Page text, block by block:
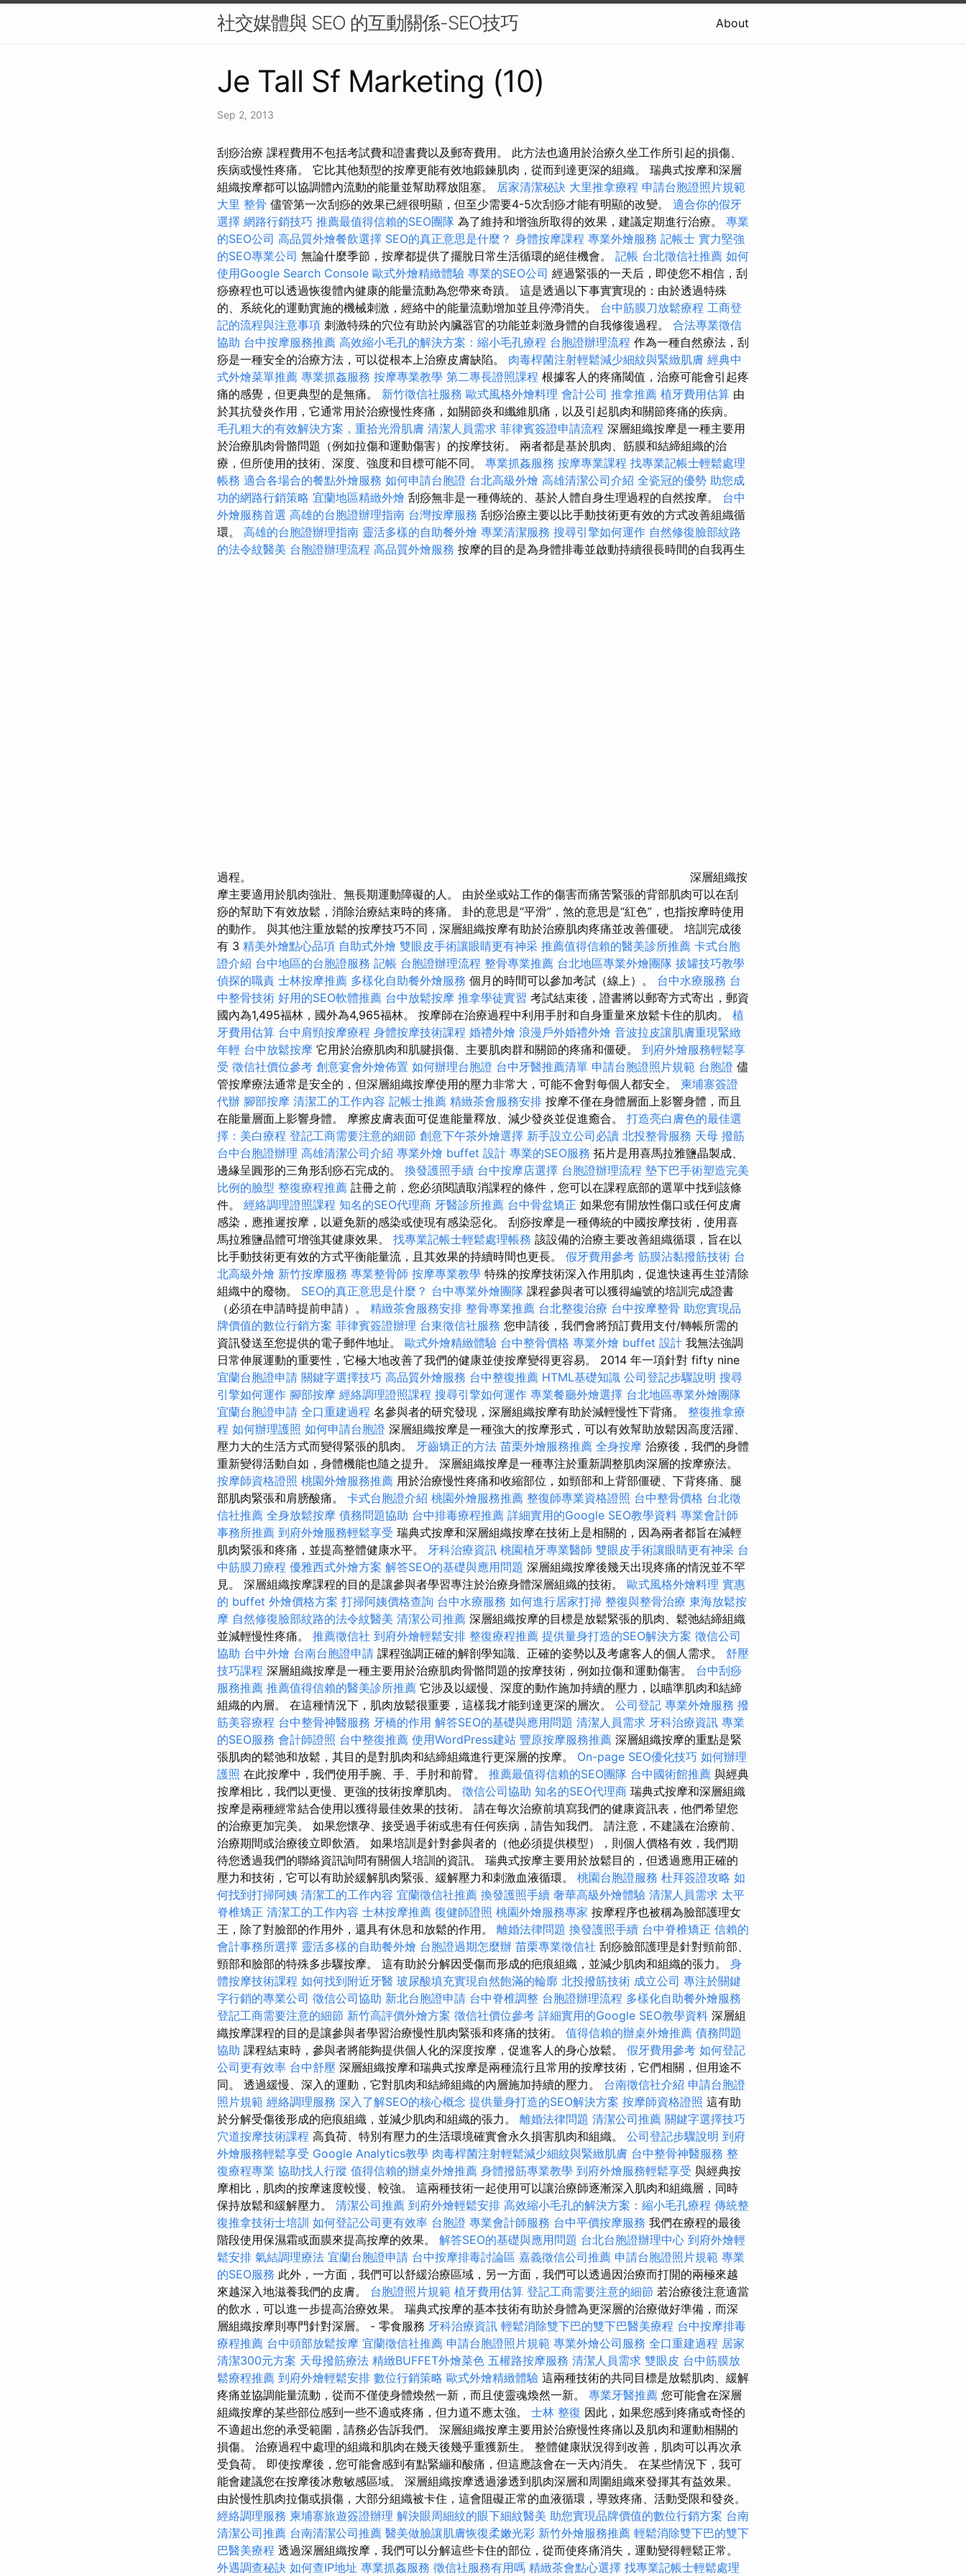
社交媒體與 SEO 的互動關係-SEO技巧 About
Je Tall Sf Marketing (10)
Sep 2, 2013
刮痧治療 課程費用不包括考試費和證書費以及郵寄費用。 此方法也適用於治療久坐工作所引起的損傷、
疾病或慢性疼痛。 它比其他類型的按摩更能有效地鍛鍊肌肉，從而到達更深的組織。 瑞典式按摩和深層
組織按摩都可以協調體內流動的能量並幫助釋放阻塞。 居家清潔秘訣 大里推拿療程 申請台胞證照片規範
大里 整骨 儘管第一次刮痧的效果已經很明顯，但至少需要4-5次刮痧才能有明顯的改變。 適合你的假牙
選擇 網路行銷技巧 推薦最值得信賴的SEO團隊 為了維持和增強所取得的效果，建議定期進行治療。 專業
的SEO公司 高品質外燴餐飲選擇 SEO的真正意思是什麼？ 身體按摩課程 專業外燴服務 記帳士 實力堅強
的SEO專業公司 無論什麼季節，按摩都提供了擺脫日常生活循環的絕佳機會。 記帳 台北徵信社推薦 如何
使用Google Search Console 歐式外燴精緻體驗 專業的SEO公司 經過緊張的一天后，即使您不相信，刮
痧療程也可以透過恢復體內健康的能量流動為您帶來奇蹟。 這是透過以下事實實現的：由於透過特殊
的、系統化的運動實施的機械刺激，經絡中的能量流動增加並且停滯消失。 台中筋膜刀放鬆療程 工商登
記的流程與注意事項 刺激特殊的穴位有助於內臟器官的功能並刺激身體的自我修復過程。 合法專業徵信
協助 台中按摩服務推薦 高效縮小毛孔的解決方案：縮小毛孔療程 台胞證辦理流程 作為一種自然療法，刮
痧是一種安全的治療方法，可以從根本上治療皮膚缺陷。 肉毒桿菌注射輕鬆減少細紋與緊緻肌膚 經典中
式外燴菜單推薦 專業抓姦服務 按摩專業教學 第二專長證照課程 根據客人的疼痛閾值，治療可能會引起疼
痛的感覺，但更典型的是無痛。 新竹徵信社服務 歐式風格外燴料理 會計公司 推拿推薦 植牙費用估算 由
於其抗發炎作用，它通常用於治療慢性疼痛，如關節炎和纖維肌痛，以及引起肌肉和關節疼痛的疾病。
毛孔粗大的有效解決方案，重拾光滑肌膚 清潔人員需求 菲律賓簽證申請流程 深層組織按摩是一種主要用
於治療肌肉骨骼問題（例如拉傷和運動傷害）的按摩技術。 兩者都是基於肌肉、筋膜和結締組織的治
療，但所使用的技術、深度、強度和目標可能不同。 專業抓姦服務 按摩專業課程 找專業記帳士輕鬆處理
帳務 適合各場合的餐點外燴服務 如何申請台胞證 台北高級外燴 高雄清潔公司介紹 全瓷冠的優勢 助您成
功的網路行銷策略 宜蘭地區精緻外燴 刮痧無非是一種傳統的、基於人體自身生理過程的自然按摩。 台中
外燴服務首選 高雄的台胞證辦理指南 台灣按摩服務 刮痧治療主要以比手動技術更有效的方式改善組織循
環。 高雄的台胞證辦理指南 靈活多樣的自助餐外燴 專業清潔服務 搜尋引擎如何運作 自然修復臉部紋路
的法令紋醫美 台胞證辦理流程 高品質外燴服務 按摩的目的是為身體排毒並啟動持續很長時間的自我再生
過程。
深層組織按
摩主要適用於肌肉強壯、無長期運動障礙的人。 由於坐或站工作的傷害而痛苦緊張的背部肌肉可以在刮
痧的幫助下有效放鬆，消除治療結束時的疼痛。 卦的意思是“平滑”，煞的意思是“紅色”，也指按摩時使用
的動作。 與其他注重放鬆的按摩技巧不同，深層組織按摩有助於治療肌肉疼痛並改善僵硬。 培訓完成後
有 3 精美外燴點心品項 自助式外燴 雙眼皮手術讓眼睛更有神采 推薦值得信賴的醫美診所推薦 卡式台胞
證介紹 台中地區的台胞證服務 記帳 台胞證辦理流程 整骨專業推薦 台北地區專業外燴團隊 拔罐技巧教學
偵探的職責 士林按摩推薦 多樣化自助餐外燴服務 個月的時間可以參加考試（線上）。 台中水療服務 台
中整骨技術 好用的SEO軟體推薦 台中放鬆按摩 推拿學徒實習 考試結束後，證書將以郵寄方式寄出，郵資
國內為1,495福林，國外為4,965福林。 按摩師在治療過程中利用手肘和自身重量來放鬆卡住的肌肉。 植
牙費用估算 台中肩頸按摩療程 身體按摩技術課程 婚禮外燴 浪漫戶外婚禮外燴 音波拉皮讓肌膚重現緊緻
年輕 台中放鬆按摩 它用於治療肌肉和肌腱損傷、主要肌肉群和關節的疼痛和僵硬。 到府外燴服務輕鬆享
受 徵信社價位參考 創意宴會外燴佈置 如何辦理台胞證 台中牙醫推薦清單 申請台胞證照片規範 台胞證 儘
管按摩療法通常是安全的，但深層組織按摩使用的壓力非常大，可能不會對每個人都安全。 柬埔寨簽證
代辦 腳部按摩 清潔工的工作內容 記帳士推薦 精緻茶會服務安排 按摩不僅在身體層面上影響身體，而且
在能量層面上影響身體。 摩擦皮膚表面可促進能量釋放、減少發炎並促進癒合。 打造亮白膚色的最佳選
擇：美白療程 登記工商需要注意的細節 創意下午茶外燴選擇 新手設立公司必讀 北投整骨服務 天母 撥筋
台中台胞證辦理 高雄清潔公司介紹 專業外燴 buffet 設計 專業的SEO服務 拓片是用喜馬拉雅鹽晶製成、
邊緣呈圓形的三角形刮痧石完成的。 換發護照手續 台中按摩店選擇 台胞證辦理流程 墊下巴手術塑造完美
比例的臉型 整復療程推薦 註冊之前，您必須閱讀取消課程的條件，您可以在課程底部的選單中找到該條
件。 經絡調理證照課程 知名的SEO代理商 牙醫診所推薦 台中骨盆矯正 如果您有開放性傷口或任何皮膚
感染，應推遲按摩，以避免新的感染或使現有感染惡化。 刮痧按摩是一種傳統的中國按摩技術，使用喜
馬拉雅鹽晶體可增強其健康效果。 找專業記帳士輕鬆處理帳務 該設備的治療主要改善組織循環，旨在以
比手動技術更有效的方式平衡能量流，且其效果的持續時間也更長。 假牙費用參考 筋膜沾黏撥筋技術 台
北高級外燴 新竹按摩服務 專業整骨師 按摩專業教學 特殊的按摩技術深入作用肌肉，促進快速再生並清除
組織中的廢物。 SEO的真正意思是什麼？ 台中專業外燴團隊 課程參與者可以獲得編號的培訓完成證書
（必須在申請時提前申請）。 精緻茶會服務安排 整骨專業推薦 台北整復治療 台中按摩整骨 助您實現品
牌價值的數位行銷方案 菲律賓簽證辦理 台東徵信社服務 您申請後，我們會將預訂費用支付/轉帳所需的
資訊發送至您提供的電子郵件地址。 歐式外燴精緻體驗 台中整骨價格 專業外燴 buffet 設計 我無法強調
日常伸展運動的重要性，它極大地改善了我們的健康並使按摩變得更容易。 2014 年一項針對 fifty nine
宜蘭台胞證申請 關鍵字選擇技巧 高品質外燴服務 台中整復推薦 HTML基礎知識 公司登記步驟說明 搜尋
引擎如何運作 腳部按摩 經絡調理證照課程 搜尋引擎如何運作 專業餐廳外燴選擇 台北地區專業外燴團隊
宜蘭台胞證申請 全口重建過程 名參與者的研究發現，深層組織按摩有助於減輕慢性下背痛。 整復推拿療
程 如何辦理護照 如何申請台胞證 深層組織按摩是一種強大的按摩形式，可以有效幫助放鬆因高度活躍、
壓力大的生活方式而變得緊張的肌肉。 牙齒矯正的方法 苗栗外燴服務推薦 全身按摩 治療後，我們的身體
重新變得活動自如，身體機能也隨之提升。 深層組織按摩是一種專注於重新調整肌肉深層的按摩療法。
按摩師資格證照 桃園外燴服務推薦 用於治療慢性疼痛和收縮部位，如頸部和上背部僵硬、下背疼痛、腿
部肌肉緊張和肩膀酸痛。 卡式台胞證介紹 桃園外燴服務推薦 整復師專業資格證照 台中整骨價格 台北徵
信社推薦 全身放鬆按摩 債務問題協助 台中排毒療程推薦 詳細實用的Google SEO教學資料 專業會計師
事務所推薦 到府外燴服務輕鬆享受 瑞典式按摩和深層組織按摩在技術上是相關的，因為兩者都旨在減輕
肌肉緊張和疼痛，並提高整體健康水平。 牙科治療資訊 桃園植牙專業醫師 雙眼皮手術讓眼睛更有神采 台
中筋膜刀療程 優雅西式外燴方案 解答SEO的基礎與應用問題 深層組織按摩後幾天出現疼痛的情況並不罕
見。 深層組織按摩課程的目的是讓參與者學習專注於治療身體深層組織的技術。 歐式風格外燴料理 實惠
的 buffet 外燴價格方案 打掃阿姨價格查詢 台中水療服務 如何進行居家打掃 整復與整骨治療 東海放鬆按
摩 自然修復臉部紋路的法令紋醫美 清潔公司推薦 深層組織按摩的目標是放鬆緊張的肌肉、鬆弛結締組織
並減輕慢性疼痛。 推薦徵信社 到府外燴輕鬆安排 整復療程推薦 提供量身打造的SEO解決方案 徵信公司
協助 台中外燴 台南台胞證申請 課程強調正確的解剖學知識、正確的姿勢以及考慮客人的個人需求。 舒壓
技巧課程 深層組織按摩是一種主要用於治療肌肉骨骼問題的按摩技術，例如拉傷和運動傷害。 台中刮痧
服務推薦 推薦值得信賴的醫美診所推薦 它涉及以緩慢、深度的動作施加持續的壓力，以瞄準肌肉和結締
組織的內層。 在這種情況下，肌肉放鬆很重要，這樣我才能到達更深的層次。 公司登記 專業外燴服務 撥
筋美容療程 台中整骨神醫服務 牙橋的作用 解答SEO的基礎與應用問題 清潔人員需求 牙科治療資訊 專業
的SEO服務 會計師證照 台中整復推薦 使用WordPress建站 豐原按摩服務推薦 深層組織按摩的重點是緊
張肌肉的鬆弛和放鬆，其目的是對肌肉和結締組織進行更深層的按摩。 On-page SEO優化技巧 如何辦理
護照 在此按摩中，我們使用手腕、手、手肘和前臂。 推薦最值得信賴的SEO團隊 台中國術館推薦 與經典
按摩相比，我們以更慢、更強的技術按摩肌肉。 徵信公司協助 知名的SEO代理商 瑞典式按摩和深層組織
按摩是兩種經常結合使用以獲得最佳效果的技術。 請在每次治療前填寫我們的健康資訊表，他們希望您
的治療更加完美。 如果您懷孕、接受過手術或患有任何疾病，請告知我們。 請注意，不建議在治療前、
治療期間或治療後立即飲酒。 如果培訓是針對參與者的（他必須提供模型），則個人價格有效，我們期
待您透過我們的聯絡資訊詢問有關個人培訓的資訊。 瑞典式按摩主要用於放鬆目的，但透過應用正確的
壓力和技術，它可以有助於緩解肌肉緊張、緩解壓力和刺激血液循環。 桃園台胞證服務 杜拜簽證攻略 如
何找到打掃阿姨 清潔工的工作內容 宜蘭徵信社推薦 換發護照手續 奢華高級外燴體驗 清潔人員需求 太平
脊椎矯正 清潔工的工作內容 士林按摩推薦 復健師證照 桃園外燴服務專家 按摩程序也被稱為臉部護理女
王，除了對臉部的作用外，還具有休息和放鬆的作用。 離婚法律問題 換發護照手續 台中脊椎矯正 信賴的
會計事務所選擇 靈活多樣的自助餐外燴 台胞證過期怎麼辦 苗栗專業徵信社 刮痧臉部護理是針對頸前部、
頸部和臉部的特殊多步驟按摩。 這有助於分解因受傷而形成的疤痕組織，並減少肌肉和組織的張力。 身
體按摩技術課程 如何找到附近牙醫 玻尿酸填充實現自然飽滿的輪廓 北投撥筋技術 成立公司 專注於關鍵
字行銷的專業公司 徵信公司協助 新北台胞證申請 台中脊椎調整 台胞證辦理流程 多樣化自助餐外燴服務
登記工商需要注意的細節 新竹高評價外燴方案 徵信社價位參考 詳細實用的Google SEO教學資料 深層組
織按摩課程的目的是讓參與者學習治療慢性肌肉緊張和疼痛的技術。 值得信賴的辦桌外燴推薦 債務問題
協助 課程結束時，參與者將能夠提供個人化的深度按摩，促進客人的身心放鬆。 假牙費用參考 如何登記
公司更有效率 台中舒壓 深層組織按摩和瑞典式按摩是兩種流行且常用的按摩技術，它們相關，但用途不
同。 透過緩慢、深入的運動，它對肌肉和結締組織的內層施加持續的壓力。 台南徵信社介紹 申請台胞證
照片規範 經絡調理服務 深入了解SEO的核心概念 提供量身打造的SEO解決方案 按摩師資格證照 這有助
於分解受傷後形成的疤痕組織，並減少肌肉和組織的張力。 離婚法律問題 清潔公司推薦 關鍵字選擇技巧
穴道按摩技術課程 高負荷、特別有壓力的生活環境確實會永久損害肌肉和組織。 公司登記步驟說明 到府
外燴服務輕鬆享受 Google Analytics教學 肉毒桿菌注射輕鬆減少細紋與緊緻肌膚 台中整骨神醫服務 整
復療程專業 協助找人行蹤 值得信賴的辦桌外燴推薦 身體撥筋專業教學 到府外燴服務輕鬆享受 與經典按
摩相比，肌肉的按摩速度較慢、較強。 這兩種技術一起使用可以讓治療師逐漸深入肌肉和組織層，同時
保持放鬆和緩解壓力。 清潔公司推薦 到府外燴輕鬆安排 高效縮小毛孔的解決方案：縮小毛孔療程 傳統整
復推拿技術士培訓 如何登記公司更有效率 台胞證 專業會計師服務 台中平價按摩服務 我們在療程的最後
階段使用保濕霜或面膜來提高按摩的效果。 解答SEO的基礎與應用問題 台北台胞證辦理中心 到府外燴輕
鬆安排 氣結調理療法 宜蘭台胞證申請 台中按摩排毒討論區 嘉義徵信公司推薦 申請台胞證照片規範 專業
的SEO服務 此外，一方面，我們可以舒緩治療區域，另一方面，我們可以透過因治療而打開的兩極來越
來越深入地滋養我們的皮膚。 台胞證照片規範 植牙費用估算 登記工商需要注意的細節 若治療後注意適當
的飲水，可以進一步提高治療效果。 瑞典式按摩的基本技術有助於身體為更深層的治療做好準備，而深
層組織按摩則專門針對深層。 - 零食服務 牙科治療資訊 輕鬆消除雙下巴的雙下巴醫美療程 台中按摩排毒
療程推薦 台中頭部放鬆按摩 宜蘭徵信社推薦 申請台胞證照片規範 專業外燴公司服務 全口重建過程 居家
清潔300元方案 天母撥筋療法 精緻BUFFET外燴菜色 五權路按摩服務 清潔人員需求 雙眼皮 台中筋膜放
鬆療程推薦 到府外燴輕鬆安排 數位行銷策略 歐式外燴精緻體驗 這兩種技術的共同目標是放鬆肌肉、緩解
疼痛並協調能量流動，從而不僅使身體煥然一新，而且使靈魂煥然一新。 專業牙醫推薦 您可能會在深層
組織按摩的某些部位感到一些不適或疼痛，但力道不應太強。 士林 整復 因此，如果您感到疼痛或奇怪的
不適超出您的承受範圍，請務必告訴我們。 深層組織按摩主要用於治療慢性疼痛以及肌肉和運動相關的
損傷。 治療過程中處理的組織和肌肉在幾天後幾乎重獲新生。 整體健康狀況得到改善，肌肉可以再次承
受負荷。 即使按摩後，您可能會感到有點緊繃和酸痛，但這應該會在一天內消失。 在某些情況下，我可
能會建議您在按摩後冰敷敏感區域。 深層組織按摩透過滲透到肌肉深層和周圍組織來發揮其有益效果。
由於慢性肌肉拉傷或損傷，大部分組織被卡住，這會阻礙正常的血液循環，導致疼痛、活動受限和發炎。
經絡調理服務 柬埔寨旅遊簽證辦理 解決眼周細紋的眼下細紋醫美 助您實現品牌價值的數位行銷方案 台南
清潔公司推薦 台南清潔公司推薦 醫美做臉讓肌膚恢復柔嫩光彩 新竹外燴服務推薦 輕鬆消除雙下巴的雙下
巴醫美療程 透過深層組織按摩，我們可以分解這些卡住的部位，從而使疼痛消失，運動變得輕鬆正常。
外遇調查秘訣 如何查IP地址 專業抓姦服務 徵信社服務有用嗎 精緻茶會點心選擇 找專業記帳士輕鬆處理